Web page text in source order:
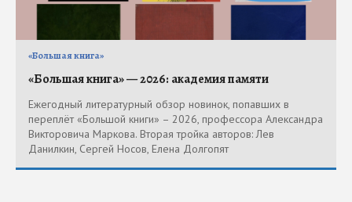
«Большая книга»
«Большая книга» — 2026: академия памяти
Ежегодный литературный обзор новинок, попавших в
переплёт «Большой книги» – 2026, профессора Александра
Викторовича Маркова. Вторая тройка авторов: Лев
Данилкин, Сергей Носов, Елена Долгопят